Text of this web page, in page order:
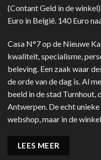
(Contant Geld in de
Euro in België. 140 Euro
Casa N°7 op de Nieuwe
kwaliteit, specialisme,
beleving. Een zaak waar
de orde van de dag is. Al
beeld in de stad Turnhout,
Antwerpen. De echt
webshop, maar in de
LEES MEER